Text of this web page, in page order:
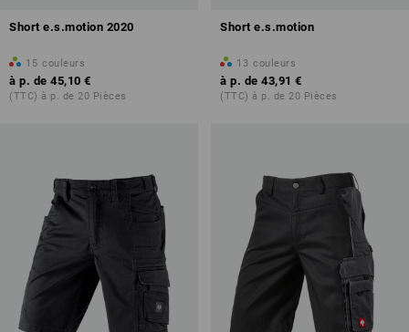
Short e.s.motion 2020
15 couleurs
à p. de 45,10 €
(TTC) à p. de 20 Pièces
Short e.s.motion
13 couleurs
à p. de 43,91 €
(TTC) à p. de 20 Pièces